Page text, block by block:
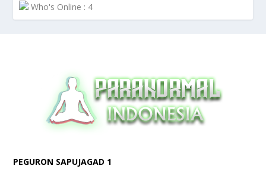
Who's Online : 4
PEGURON SAPUJAGAD 1